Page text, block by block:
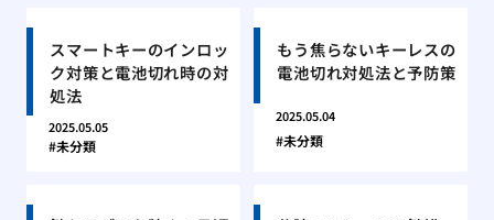
スマートキーのインロッ
ク対策と電池切れ時の対
処法
2025.05.05
未分類
もう焦らないキーレスの
電池切れ対処法と予防策
2025.05.04
未分類